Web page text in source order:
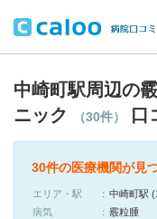
中崎町駅周辺の
ニック
（30件） 口
30件の医療機関が見
エリア・駅
中崎町駅
病気
霰粒腫